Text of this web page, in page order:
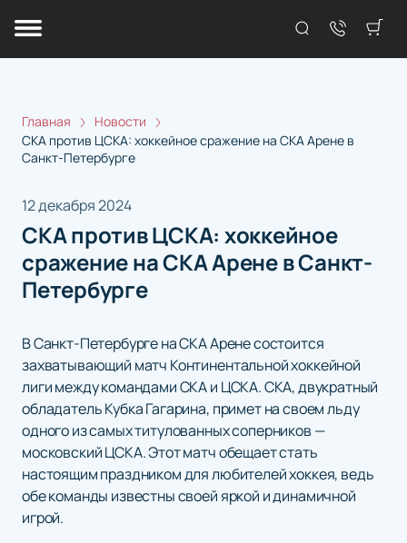
Главная
Новости
СКА против ЦСКА: хоккейное сражение на СКА Арене в
Санкт-Петербурге
12 декабря 2024
СКА против ЦСКА: хоккейное
сражение на СКА Арене в Санкт-
Петербурге
В Санкт-Петербурге на СКА Арене состоится
захватывающий матч Континентальной хоккейной
лиги между командами СКА и ЦСКА. СКА, двукратный
обладатель Кубка Гагарина, примет на своем льду
одного из самых титулованных соперников —
московский ЦСКА. Этот матч обещает стать
настоящим праздником для любителей хоккея, ведь
обе команды известны своей яркой и динамичной
игрой.